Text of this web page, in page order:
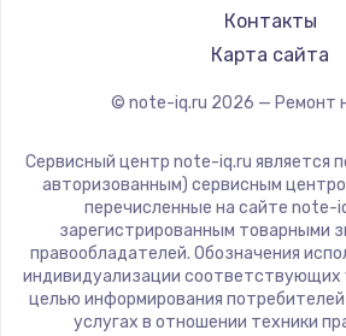
LG
Panasonic
ZTE
Hiper
Evga
Google
Echips
Контакты
Карта сайта
© note-iq.ru 2026 — Ремонт
Сервисный центр note-iq.ru является
авторизованным) сервисным
перечисленные на сайте note-
зарегистрированным товарными
правообладателей. Обозначения
индивидуализации соответствующих
целью информирования
услугах в отношении техники